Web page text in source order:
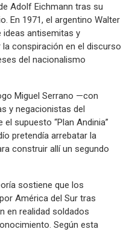
Adolf Eichmann tras su
En 1971, el argentino Walter
ideas antisemitas y
conspiración en el discurso
del nacionalismo
Miguel Serrano —con
y negacionistas del
supuesto “Plan Andinia”
pretendía arrebatar la
construir allí un segundo
sostiene que los
América del Sur tras
en realidad soldados
Según esta